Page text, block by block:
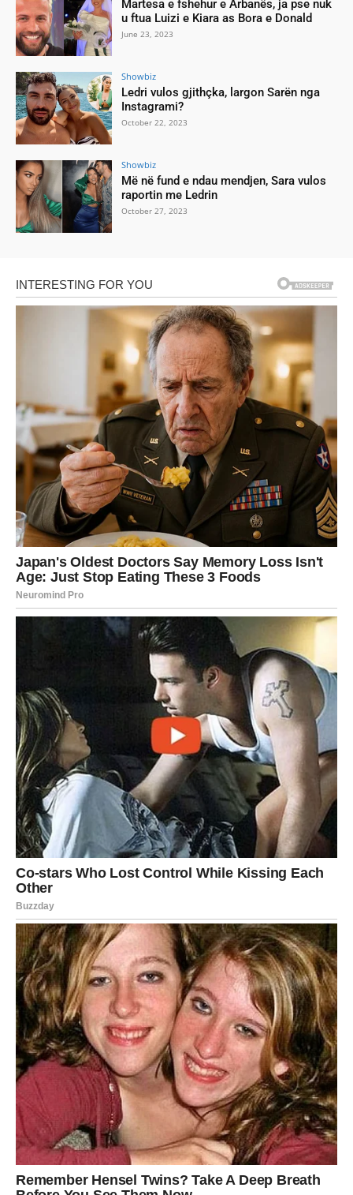
Martesa e fshehur e Arbanës, ja pse nuk
u ftua Luizi e Kiara as Bora e Donald
June 23, 2023
Showbiz
Ledri vulos gjithçka, largon Sarën nga
Instagrami?
October 22, 2023
Showbiz
Më në fund e ndau mendjen, Sara vulos
raportin me Ledrin
October 27, 2023